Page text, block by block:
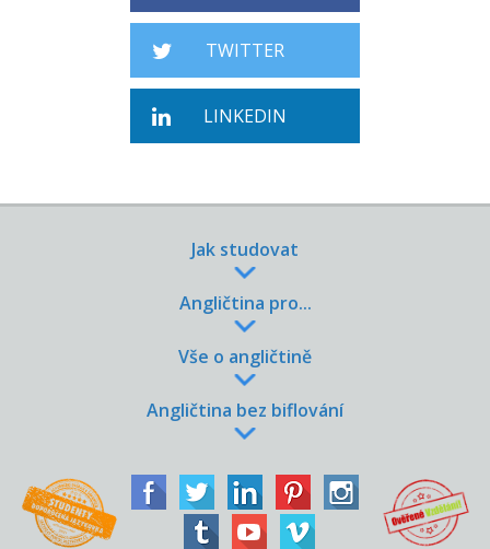
TWITTER
LINKEDIN
Jak studovat
Angličtina pro...
Vše o angličtině
Angličtina bez biflování